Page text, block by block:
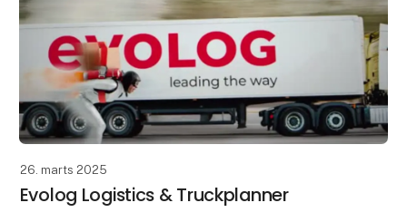
26. marts 2025
Evolog Logistics & Truckplanner